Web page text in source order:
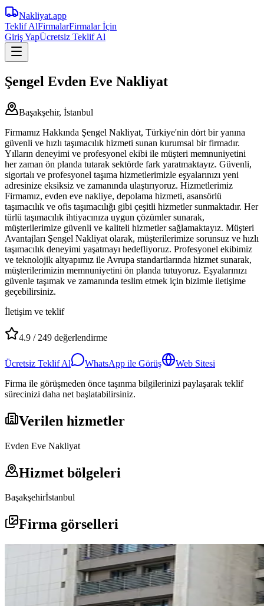
Nakliyat.app
Teklif AlFirmalarFirmalar İçin
Giriş YapÜcretsiz Teklif Al
Şengel Evden Eve Nakliyat
Başakşehir, İstanbul
Firmamız Hakkında Şengel Nakliyat, Türkiye'nin dört bir yanına
güvenli ve hızlı taşımacılık hizmeti sunan kurumsal bir firmadır.
Yılların deneyimi ve profesyonel ekibi ile müşteri memnuniyetini
her zaman ön planda tutarak sektörde fark yaratmaktayız. Güvenli,
sigortalı ve profesyonel taşıma hizmetlerimizle eşyalarınızı yeni
adresinize eksiksiz ve zamanında ulaştırıyoruz. Hizmetlerimiz
Firmamız, evden eve nakliye, depolama hizmeti, asansörlü
taşımacılık ve ofis taşımacılığı gibi çeşitli hizmetler sunmaktadır. Her
türlü taşımacılık ihtiyacınıza uygun çözümler sunarak,
müşterilerimize güvenli ve kaliteli hizmetler sağlamaktayız. Müşteri
Avantajları Şengel Nakliyat olarak, müşterilerimize sorunsuz ve hızlı
taşımacılık deneyimi yaşatmayı hedefliyoruz. Profesyonel ekibimiz
ve teknolojik altyapımız ile Avrupa standartlarında hizmet sunarak,
müşterilerimizin memnuniyetini ön planda tutuyoruz. Eşyalarınızı
güvenle taşımak ve zamanında teslim etmek için bizimle iletişime
geçebilirsiniz.
İletişim ve teklif
4.9 / 249 değerlendirme
Ücretsiz Teklif Al WhatsApp ile Görüş
Web Sitesi
Firma ile görüşmeden önce taşınma bilgilerinizi paylaşarak teklif
sürecinizi daha net başlatabilirsiniz.
Verilen hizmetler
Evden Eve Nakliyat
Hizmet bölgeleri
Başakşehirİstanbul
Firma görselleri